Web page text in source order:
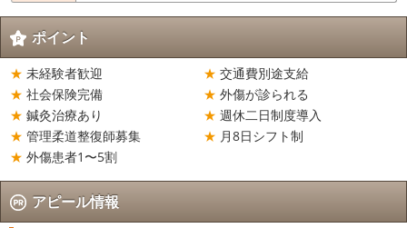
ポイント
未経験者歓迎
交通費別途支給
社会保険完備
外傷が診られる
鍼灸治療あり
週休二日制度導入
管理柔道整復師募集
月8日シフト制
外傷患者1〜5割
アピール情報